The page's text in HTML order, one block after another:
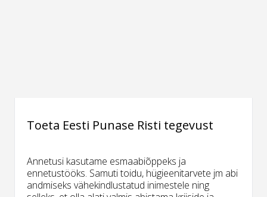
Toeta Eesti Punase Risti tegevust
Annetusi kasutame esmaabiõppeks ja
ennetustööks. Samuti toidu, hügieenitarvete jm abi
andmiseks vähekindlustatud inimestele ning